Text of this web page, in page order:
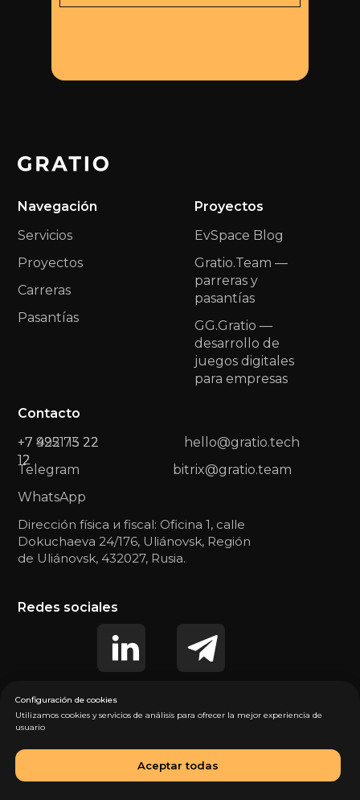
Consentimiento para el tratamiento de datos personales
Dirección física и fiscal: Oficina 1, calle
Dokuchaeva 24/176, Uliánovsk, Región
de Uliánovsk, 432027, Rusia.
Proyectos
Navegación
WhatsApp
Telegram
+7 422 73 22
12
+7 9951 15 22
12
Contacto
Servicios
Pasantías
Carreras
Proyectos
GG.Gratio —
desarrollo de
juegos digitales
para empresas
Gratio.Team —
parreras y
pasantías
EvSpace Blog
Redes sociales
bitrix@gratio.team
hello@gratio.tech
Configuración de cookies
Utilizamos cookies y servicios de análisis para ofrecer la mejor experiencia de
usuario
Aceptar todas